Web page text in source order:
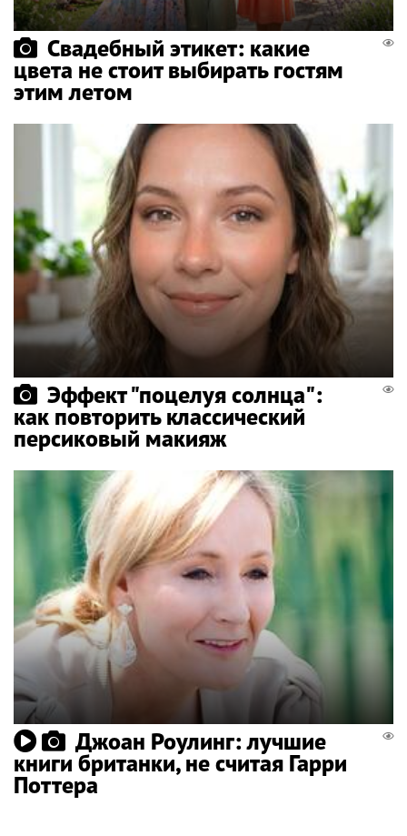
Свадебный этикет: какие
цвета не стоит выбирать гостям
этим летом
Эффект "поцелуя солнца":
как повторить классический
персиковый макияж
Джоан Роулинг: лучшие
книги британки, не считая Гарри
Поттера